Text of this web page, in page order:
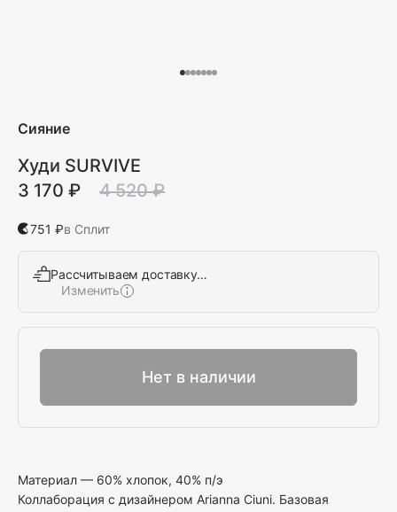
Сияние
Худи SURVIVE
3 170 ₽
4 520 ₽
751 ₽в Сплит
Рассчитываем доставку…
Изменить
Нет в наличии
Материал — 60% хлопок, 40% п/э
Коллаборация с дизайнером Arianna Ciuni. Базовая